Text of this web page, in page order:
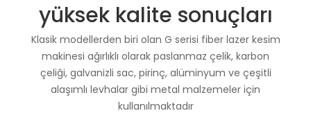
yüksek kalite sonuçları
Klasik modellerden biri olan G serisi fiber lazer kesim
makinesi ağırlıklı olarak paslanmaz çelik, karbon
çeliği, galvanizli sac, pirinç, alüminyum ve çeşitli
alaşımlı levhalar gibi metal malzemeler için
kullanılmaktadır